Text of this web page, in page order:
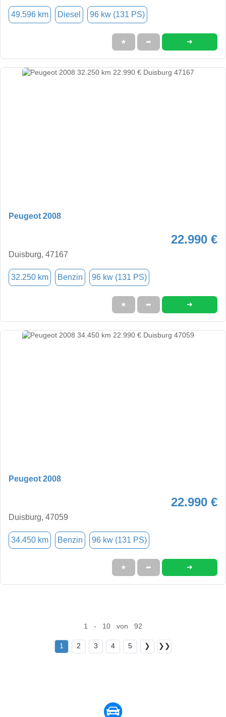
49.596 km Diesel 96 kw (131 PS)
★ ➦ ➜
Peugeot 2008
22.990 €
Duisburg, 47167
32.250 km Benzin 96 kw (131 PS)
★ ➦ ➜
Peugeot 2008
22.990 €
Duisburg, 47059
34.450 km Benzin 96 kw (131 PS)
★ ➦ ➜
1 - 10 von 92
1 2 3 4 5 ❯ ❯❯